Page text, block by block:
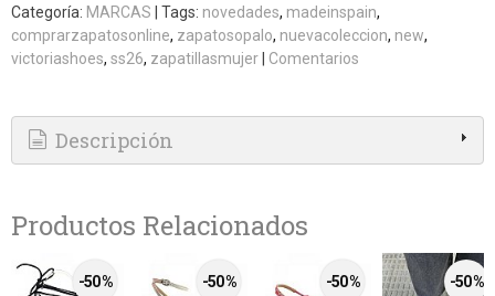
Categoría: MARCAS Tags: novedades madeinspain
comprarzapatosonline zapatosopalo nuevacoleccion new
victoriashoes ss26 zapatillasmujer Comentarios
Descripción
Productos Relacionados
-50 % -50 % -50 % -50 %